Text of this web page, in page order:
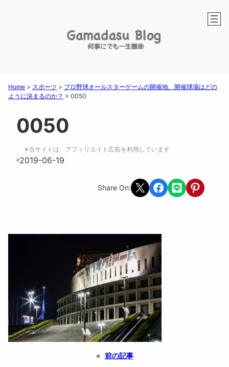
Home > スポーツ > プロ野球オールスターゲームの開催地、開催球場はどの
ように決まるのか？ > 0050
0050
※当サイトは、アフィリエイト広告を利用しています
#2019-06-19
Share On: Share on X Share on Facebook
Share on LINEShare on
« 前の記事